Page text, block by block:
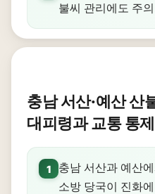
불씨 관리에도 주
충남 서산·예산 산
대피령과 교통 통제
1
충남 서산과 예산
소방 당국이 진화